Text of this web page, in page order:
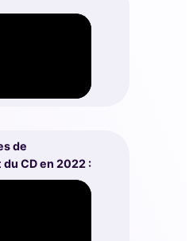
de
CD en 2022 :